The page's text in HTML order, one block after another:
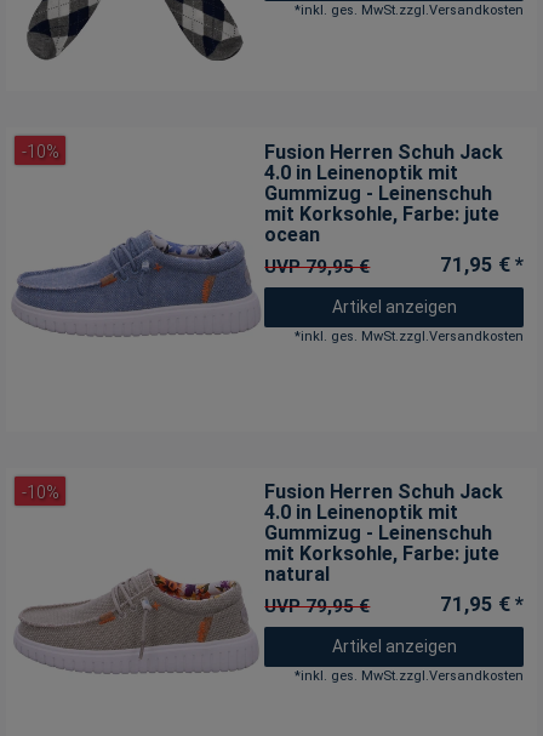
*inkl. ges. MwSt.zzgl.Versandkosten
-10%
Fusion Herren Schuh Jack
4.0 in Leinenoptik mit
Gummizug - Leinenschuh
mit Korksohle, Farbe: jute
ocean
UVP 79,95 € 71,95 € *
Artikel anzeigen
*inkl. ges. MwSt. zzgl. Versandkosten
-10%
Fusion Herren Schuh Jack
4.0 in Leinenoptik mit
Gummizug - Leinenschuh
mit Korksohle, Farbe: jute
natural
UVP 79,95 € 71,95 € *
Artikel anzeigen
*inkl. ges. MwSt.zzgl.Versandkosten